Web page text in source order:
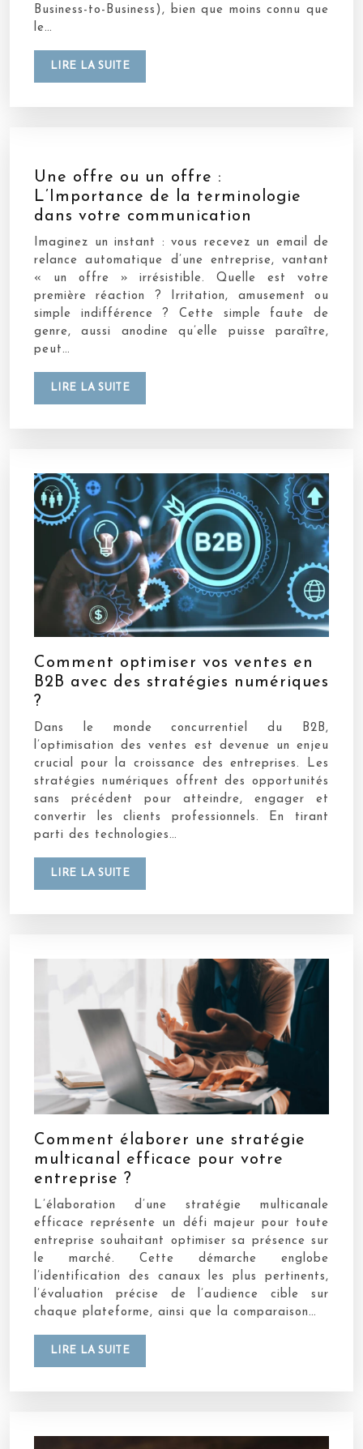
Business-to-Business), bien que moins connu que
le…
LIRE LA SUITE
Une offre ou un offre :
L’Importance de la terminologie
dans votre communication
Imaginez un instant : vous recevez un email de
relance automatique d’une entreprise, vantant
« un offre » irrésistible. Quelle est votre
première réaction ? Irritation, amusement ou
simple indifférence ? Cette simple faute de
genre, aussi anodine qu’elle puisse paraître,
peut…
LIRE LA SUITE
Comment optimiser vos ventes en
B2B avec des stratégies numériques
?
Dans le monde concurrentiel du B2B,
l’optimisation des ventes est devenue un enjeu
crucial pour la croissance des entreprises. Les
stratégies numériques offrent des opportunités
sans précédent pour atteindre, engager et
convertir les clients professionnels. En tirant
parti des technologies…
LIRE LA SUITE
Comment élaborer une stratégie
multicanal efficace pour votre
entreprise ?
L’élaboration d’une stratégie multicanale
efficace représente un défi majeur pour toute
entreprise souhaitant optimiser sa présence sur
le marché. Cette démarche englobe
l’identification des canaux les plus pertinents,
l’évaluation précise de l’audience cible sur
chaque plateforme, ainsi que la comparaison…
LIRE LA SUITE